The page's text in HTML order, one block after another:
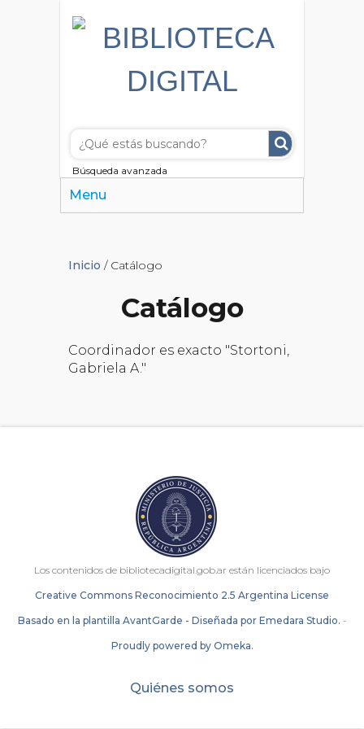
Búsqueda avanzada
Menu
Inicio / Catálogo
Catálogo
Coordinador es exacto "Stortoni,
Gabriela A."
Los contenidos de bibliotecadigital.gob.ar están licenciados bajo
Creative Commons Reconocimiento 2.5 Argentina License
Basado en la plantilla AvantGarde - Diseñada por Emedara Studio. -
Proudly powered by Omeka.
Quiénes somos